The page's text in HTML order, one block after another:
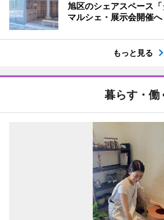
旭区のシェアスペース
マルシェ・展示会開催へ
もっと見る
暮らす・働